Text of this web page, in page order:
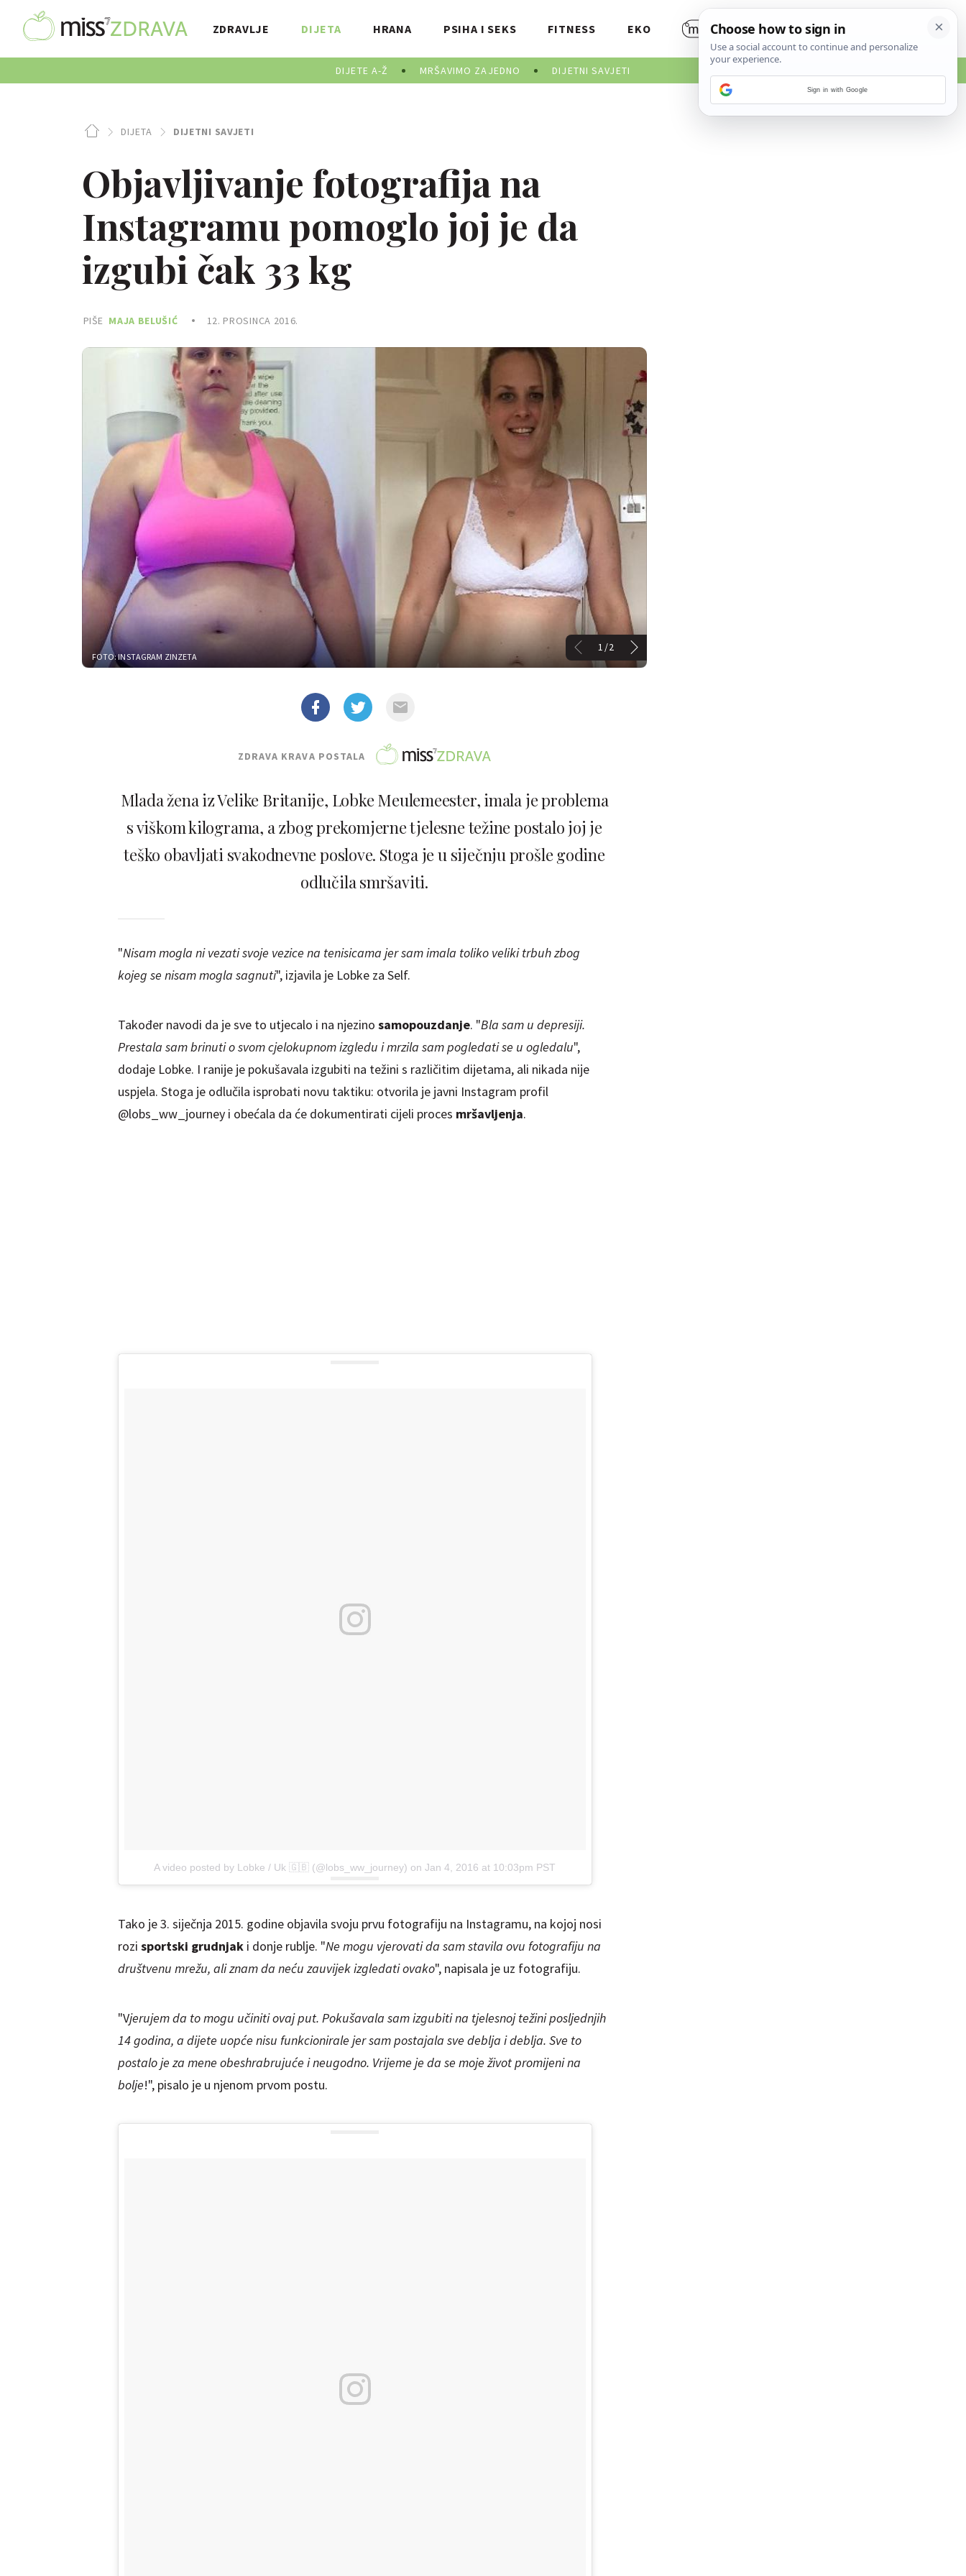
ZDRAVLJE DIJETA
DIJETE A-Ž MRŠAVIMO ZAJEDNO DIJETNI SAVJETI
HRANA PSIHA I SEKS FITNESS EKO
DIJETA DIJETNI SAVJETI
Objavljivanje fotografija na
Instagramu pomoglo joj je da
izgubi čak 33 kg
PIŠE MAJA BELUŠIĆ 12. PROSINCA 2016.
1/2
FOTO: INSTAGRAM ZINZETA
ZDRAVA KRAVA POSTALA
Mlada žena iz Velike Britanije, Lobke Meulemeester, imala je problema
s viškom kilograma, a zbog prekomjerne tjelesne težine postalo joj je
teško obavljati svakodnevne poslove. Stoga je u siječnju prošle godine
odlučila smršaviti.
"Nisam mogla ni vezati svoje vezice na tenisicama jer sam imala toliko veliki trbuh zbog
kojeg se nisam mogla sagnuti", izjavila je Lobke za Self.
Također navodi da je sve to utjecalo i na njezino samopouzdanje. "Bla sam u depresiji.
Prestala sam brinuti o svom cjelokupnom izgledu i mrzila sam pogledati se u ogledalu",
dodaje Lobke. I ranije je pokušavala izgubiti na težini s različitim dijetama, ali nikada nije
uspjela. Stoga je odlučila isprobati novu taktiku: otvorila je javni Instagram profil
@lobs_ww_journey i obećala da će dokumentirati cijeli proces mršavljenja.
A video posted by Lobke / Uk 🇬🇧 (@lobs_ww_journey) onJan 4, 2016 at 10:03pm PST
Tako je 3. siječnja 2015. godine objavila svoju prvu fotografiju na Instagramu, na kojoj nosi
rozi sportski grudnjaki donje rublje. "Ne mogu vjerovati da sam stavila ovu fotografiju na
društvenu mrežu, ali znam da neću zauvijek izgledati ovako", napisala je uz fotografiju.
"Vjerujem da to mogu učiniti ovaj put. Pokušavala sam izgubiti na tjelesnoj težini posljednjih
14 godina, a dijete uopće nisu funkcionirale jer sam postajala sve deblja i deblja. Sve to
postalo je za mene obeshrabrujuće i neugodno. Vrijeme je da se moje život promijeni na
bolje!", pisalo je u njenom prvom postu.
Sign in with Google